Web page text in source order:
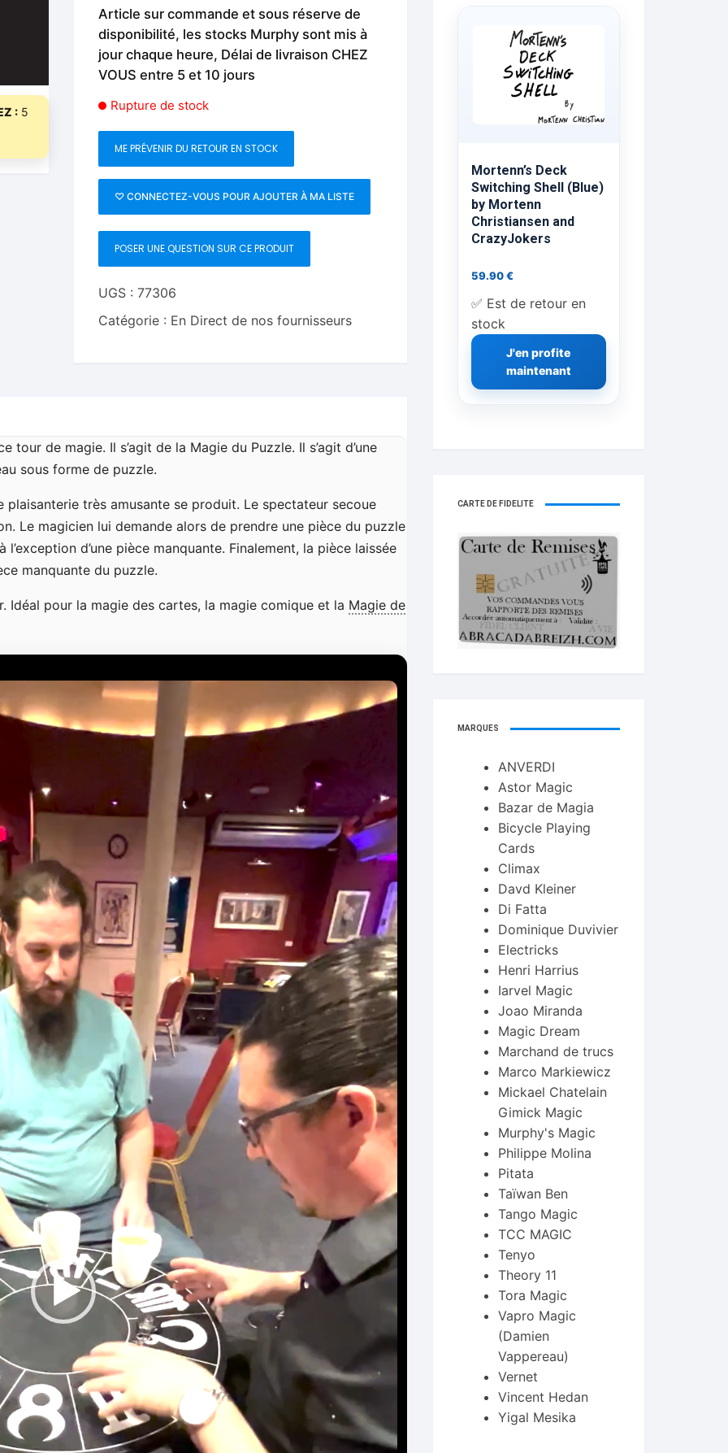
Fleurs C.Up
Foulards C.Up
Mentalisme close up
Pièces-Billets
Cordes
Feu
La Magie pour les Enfants
Liquides
Mentalisme salon et scène
Livres de tours de Pièces
Livres sur la Magie
impromptue
Livres en Anglais
Les Produits Flash Feu
Neige, rubans, FP, Foulards …
: 5
Article sur commande et sous réserve de
disponibilité, les stocks Murphy sont mis à
jour chaque heure, Délai de livraison CHEZ
VOUS entre 5 et 10 jours
Rupture de stock
ME PRÉVENIR DU RETOUR EN STOCK
♡ CONNECTEZ-VOUS POUR AJOUTER À MA LISTE
POSER UNE QUESTION SUR CE PRODUIT
UGS :77306
Catégorie : En Direct de nos fournisseurs
de magie. Il s’agit de la Magie du Puzzle. Il s’agit d’une
sous forme de puzzle.
très amusante se produit. Le spectateur secoue
Le magicien lui demande alors de prendre une pièce du puzzle
d’une pièce manquante. Finalement, la pièce laissée
manquante du puzzle.
Idéal pour la magie des cartes, la magie comique et la Magie de
Mortenn’s Deck
Switching Shell (Blue)
by Mortenn
Christiansen and
CrazyJokers
59.90€
✅ Est de retour en
stock
J'en profite
maintenant
CARTE DE FIDELITÉ
MARQUES
ANVERDI
Astor Magic
Bazar de Magia
Bicycle Playing
Cards
Climax
Davd Kleiner
Di Fatta
Dominique Duvivier
Electricks
Henri Harrius
Iarvel Magic
Joao Miranda
Magic Dream
Marchand de trucs
Marco Markiewicz
Mickael Chatelain
Gimick Magic
Murphy's Magic
Philippe Molina
Pitata
Taïwan Ben
Tango Magic
TCC MAGIC
Tenyo
Theory 11
Tora Magic
Vapro Magic
(Damien
Vappereau)
Vernet
Vincent Hedan
Yigal Mesika